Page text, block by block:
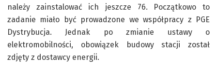
należy zainstalować ich jeszcze 76. Początkowo to
zadanie miało być prowadzone we współpracy z PGE
Dystrybucja. Jednak po zmianie ustawy o
elektromobilności, obowiązek budowy stacji został
zdjęty z dostawcy energii.